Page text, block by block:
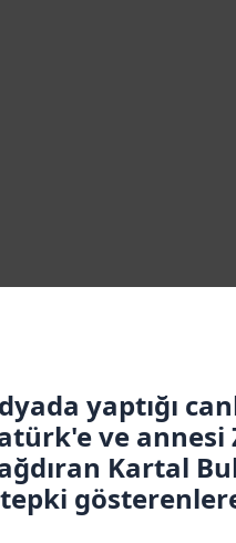
yaptığı
ve annesi
Kartal